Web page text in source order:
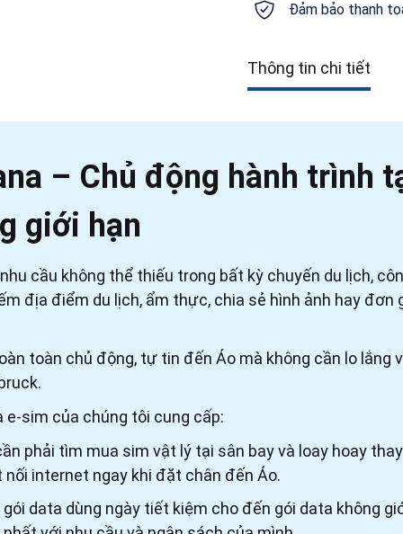
Đảm bảo thanh
Thông tin chi tiết
– Chủ động hành trình
giới hạn
cầu không thể thiếu trong bất kỳ chuyến du lịch,
địa điểm du lịch, ẩm thực, chia sẻ hình ảnh hay
toàn chủ động, tự tin đến Áo mà không cần lo
sim của chúng tôi cung cấp:
phải tìm mua sim vật lý tại sân bay và loay hoay
internet ngay khi đặt chân đến Áo.
gói data dùng ngày tiết kiệm cho đến gói data không